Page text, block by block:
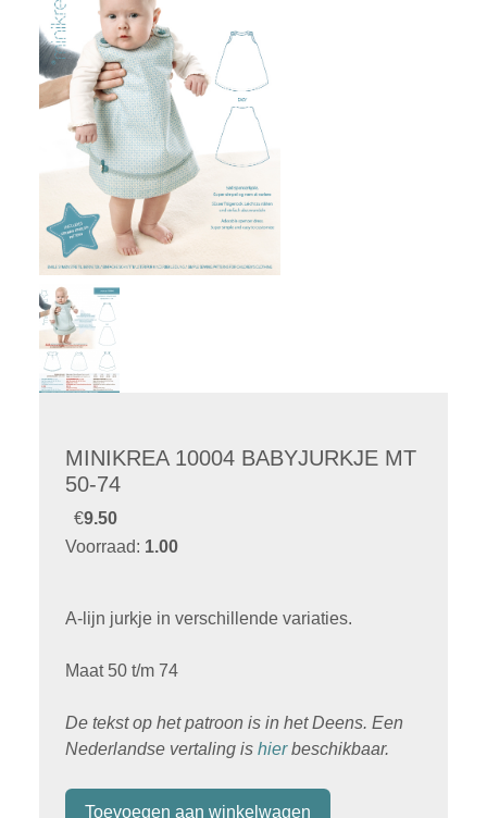
MINIKREA 10004 BABYJURKJE MT
50-74
€9.50
Voorraad: 1.00
A-lijn jurkje in verschillende variaties.
Maat 50 t/m 74
De tekst op het patroon is in het Deens. Een
Nederlandse vertaling is hierbeschikbaar.